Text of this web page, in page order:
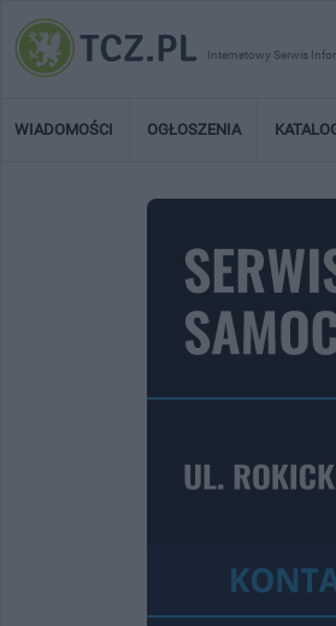
Internetowy Serwis
WIADOMOŚCI OGŁOSZENIA